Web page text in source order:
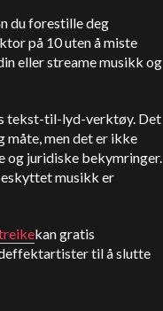
du forestille deg
på 10 uten å miste
eller streame musikk og
tekst-til-lyd-verktøy. Det
måte, men det er ikke
og juridiske bekymringer.
musikk er
kan gratis
til å slutte